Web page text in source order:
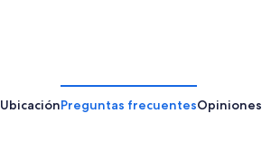
UbicaciónPreguntas frecuentesOpiniones